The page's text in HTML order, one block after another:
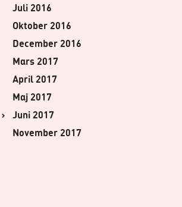
Juli 2016
Oktober 2016
December 2016
Mars 2017
April 2017
Maj 2017
Juni 2017
November 2017